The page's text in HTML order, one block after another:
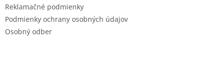
Reklamačné podmienky
Podmienky ochrany osobných údajov
Osobný odber